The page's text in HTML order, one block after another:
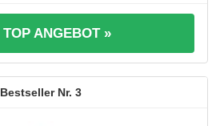
TOP ANGEBOT »
3